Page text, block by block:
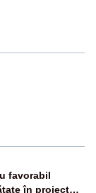
favorabil
în proiectul